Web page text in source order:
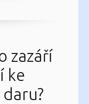
zazáří
ke